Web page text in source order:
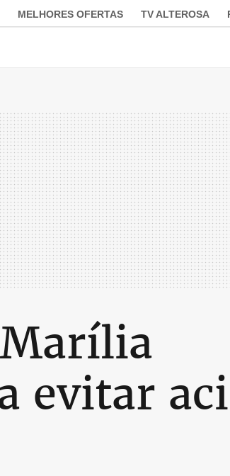
MELHORES OFERTAS TV ALTEROSA
evitar